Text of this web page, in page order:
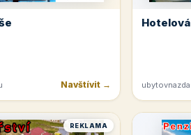
Navštívit →
REKLAMA